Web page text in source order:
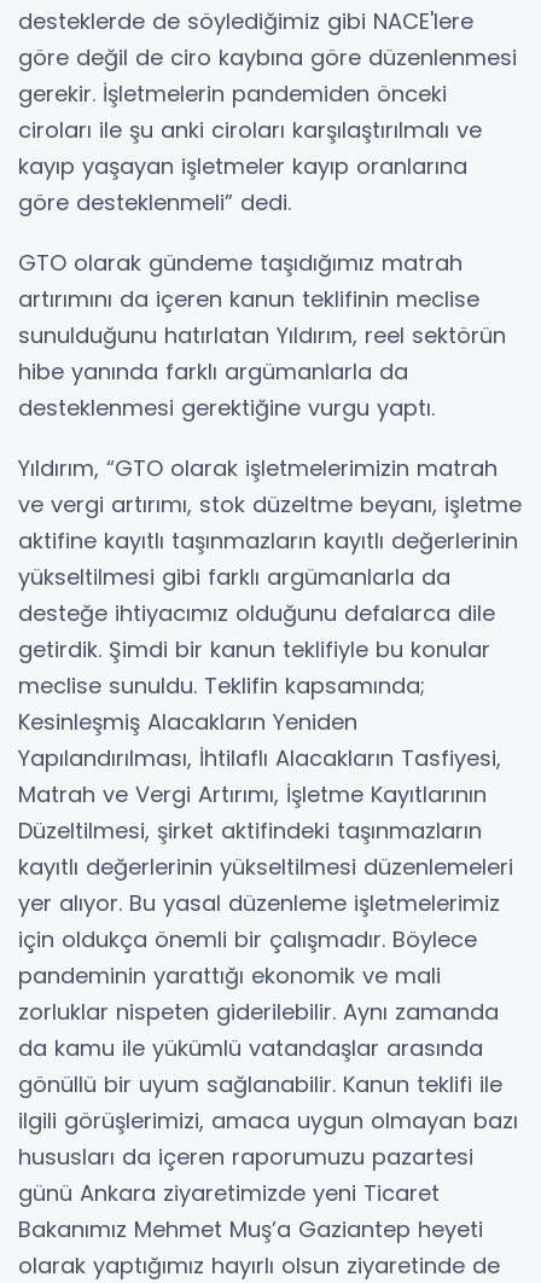
desteklerde de söylediğimiz gibi NACE'lere
göre değil de ciro kaybına göre düzenlenmesi
gerekir. İşletmelerin pandemiden önceki
ciroları ile şu anki ciroları karşılaştırılmalı ve
kayıp yaşayan işletmeler kayıp oranlarına
göre desteklenmeli” dedi.
GTO olarak gündeme taşıdığımız matrah
artırımını da içeren kanun teklifinin meclise
sunulduğunu hatırlatan Yıldırım, reel sektörün
hibe yanında farklı argümanlarla da
desteklenmesi gerektiğine vurgu yaptı.
Yıldırım, “GTO olarak işletmelerimizin matrah
ve vergi artırımı, stok düzeltme beyanı, işletme
aktifine kayıtlı taşınmazların kayıtlı değerlerinin
yükseltilmesi gibi farklı argümanlarla da
desteğe ihtiyacımız olduğunu defalarca dile
getirdik. Şimdi bir kanun teklifiyle bu konular
meclise sunuldu. Teklifin kapsamında;
Kesinleşmiş Alacakların Yeniden
Yapılandırılması, İhtilaflı Alacakların Tasfiyesi,
Matrah ve Vergi Artırımı, İşletme Kayıtlarının
Düzeltilmesi, şirket aktifindeki taşınmazların
kayıtlı değerlerinin yükseltilmesi düzenlemeleri
yer alıyor. Bu yasal düzenleme işletmelerimiz
için oldukça önemli bir çalışmadır. Böylece
pandeminin yarattığı ekonomik ve mali
zorluklar nispeten giderilebilir. Aynı zamanda
da kamu ile yükümlü vatandaşlar arasında
gönüllü bir uyum sağlanabilir. Kanun teklifi ile
ilgili görüşlerimizi, amaca uygun olmayan bazı
hususları da içeren raporumuzu pazartesi
günü Ankara ziyaretimizde yeni Ticaret
Bakanımız Mehmet Muş’a Gaziantep heyeti
olarak yaptığımız hayırlı olsun ziyaretinde de